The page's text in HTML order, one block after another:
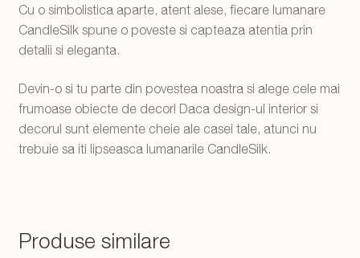
Cu o simbolistica aparte, atent alese, fiecare lumanare
CandleSilk spune o poveste si capteaza atentia prin
detalii si eleganta.
Devin-o si tu parte din povestea noastra si alege cele mai
frumoase obiecte de decor! Daca design-ul interior si
decorul sunt elemente cheie ale casei tale, atunci nu
trebuie sa iti lipseasca lumanarile CandleSilk.
Produse similare